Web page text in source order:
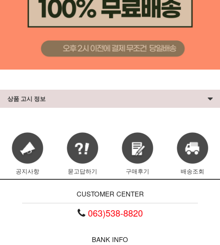
상품 고시 정보
공지사항 묻고답하기 구매후기 배송조회
CUSTOMER CENTER
063)538-8820
BANK INFO